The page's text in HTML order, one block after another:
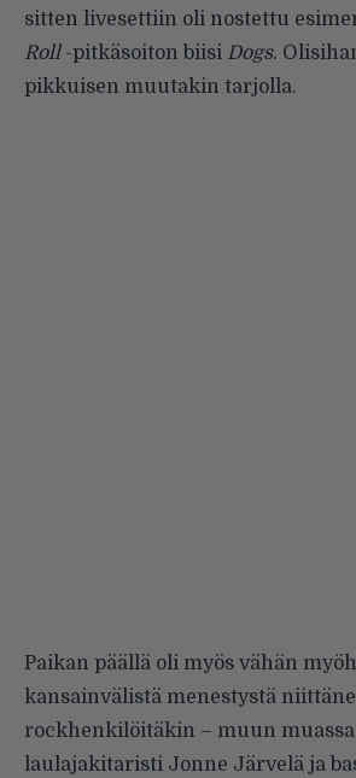
sitten livesettiin oli nostettu
Roll-pitkäsoiton biisi Dogs.
pikkuisen muutakin tarjolla.
Paikan päällä oli myös vähän
kansainvälistä menestystä
rockhenkilöitäkin – muun
laulajakitaristi Jonne Järvelä ja